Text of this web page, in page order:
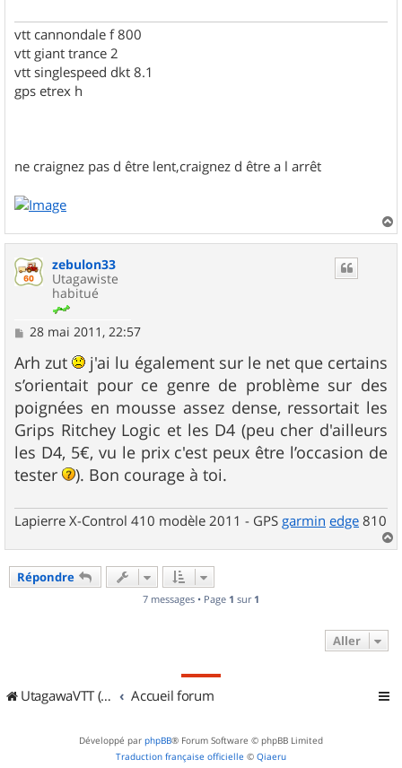
vtt cannondale f 800
vtt giant trance 2
vtt singlespeed dkt 8.1
gps etrex h
ne craignez pas d être lent,craignez d être a l arrêt
a
zebulon33
Utagawiste
habitué
M
s
s
a
g
e
28 mai 2011, 22:57
Arh zut
j'ai lu également sur le net que certains
s’orientait pour ce genre de problème sur des
poignées en mousse assez dense, ressortait les
Grips Ritchey Logic et les D4 (peu cher d'ailleurs
les D4, 5€, vu le prix c'est peux être l’occasion de
tester
). Bon courage à toi.
Lapierre X-Control 410 modèle 2011 - GPS garmin edge 810
a
Répondre
7 messages • Page 1 sur 1
Aller
UtagawaVTT (Randos VTT et VTTAE avec traces GPS) Accueil forum
Développé par phpBB® Forum Software © phpBB Limited
Traduction française officielle © Qiaeru